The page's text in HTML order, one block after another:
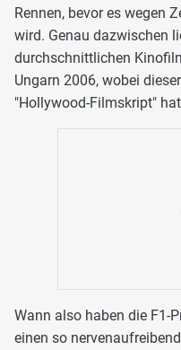
Rennen, bevor es wegen
wird. Genau dazwischen
durchschnittlichen
Ungarn 2006, wobei
"Hollywood-Filmskript"
Wann also haben die F1-
einen so